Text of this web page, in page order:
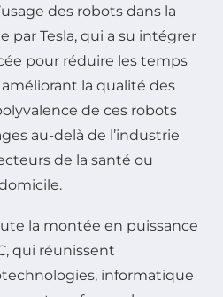
des robots dans la
par Tesla, qui a su intégrer
pour réduire les temps
la qualité des
de ces robots
au-delà de l’industrie
de la santé ou
la montée en puissance
qui réunissent
informatique